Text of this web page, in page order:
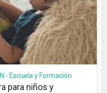
• Escuela y Formación
para niños y